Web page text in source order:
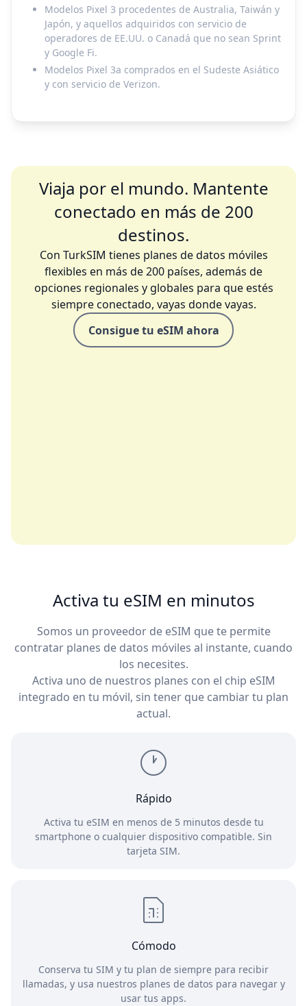
Modelos Pixel 3 procedentes de Australia, Taiwán y
Japón, y aquellos adquiridos con servicio de
operadores de EE.UU. o Canadá que no sean Sprint
y Google Fi.
Modelos Pixel 3a comprados en el Sudeste Asiático
y con servicio de Verizon.
Viaja por el mundo. Mantente
conectado en más de 200
destinos.
Con TurkSIM tienes planes de datos móviles
flexibles en más de 200 países, además de
opciones regionales y globales para que estés
siempre conectado, vayas donde vayas.
Consigue tu eSIM ahora
Activa tu eSIM en minutos
Somos un proveedor de eSIM que te permite
contratar planes de datos móviles al instante, cuando
los necesites.
Activa uno de nuestros planes con el chip eSIM
integrado en tu móvil, sin tener que cambiar tu plan
actual.
Rápido
Activa tu eSIM en menos de 5 minutos desde tu
smartphone o cualquier dispositivo compatible. Sin
tarjeta SIM.
Cómodo
Conserva tu SIM y tu plan de siempre para recibir
llamadas, y usa nuestros planes de datos para navegar y
usar tus apps.